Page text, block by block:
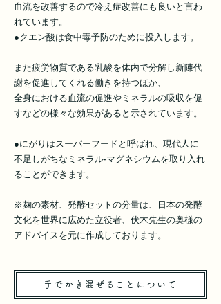
血流を改善するので冷え症改善にも良いと言わ
れています。
●クエン酸は食中毒予防のために投入します。
また疲労物質である乳酸を体内で分解し新陳代
謝を促進してくれる働きを持つほか、
全身における血流の促進やミネラルの吸収を促
すなどの様々な効果があると示されています。
●にがりはスーパーフードと呼ばれ、現代人に
不足しがちなミネラル•マグネシウムを取り入れ
ることができます。
※麹の素材、発酵セットの分量は、日本の発酵
文化を世界に広めた立役者、伏木先生の奥様の
アドバイスを元に作成しております。
手でかき混ぜることについて